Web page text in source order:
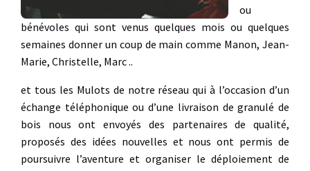
ou
bénévoles qui sont venus quelques mois ou quelques
semaines donner un coup de main comme Manon, Jean-
Marie, Christelle, Marc ..
et tous les Mulots de notre réseau qui à l’occasion d’un
échange téléphonique ou d’une livraison de granulé de
bois nous ont envoyés des partenaires de qualité,
proposés des idées nouvelles et nous ont permis de
poursuivre l’aventure et organiser le déploiement de